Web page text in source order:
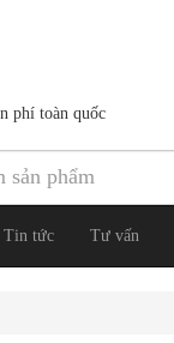
phí toàn quốc
Tin tức Tư vấn